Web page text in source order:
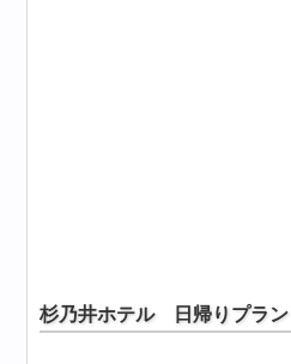
杉乃井ホテル 日帰りプラン